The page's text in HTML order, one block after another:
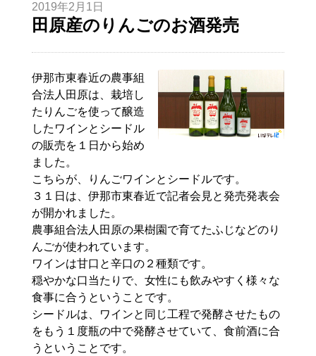
2019年2月1日
田原産のりんごのお酒発売
伊那市東春近の農事組
合法人 田原は、栽培し
たりんごを使って醸造
したワインとシードル
の販売を１日から始め
ました。
こちらが、りんごワインとシードルです。
３１日は、伊那市東春近で記者会見と発売発表会
が開かれました。
農事組合法人 田原の果樹園で育てたふじなどのり
んごが使われています。
ワインは甘口と辛口の２種類です。
穏やかな口当たりで、女性にも飲みやすく様々な
食事に合うということです。
シードルは、ワインと同じ工程で発酵させたもの
をもう１度瓶の中で発酵させていて、食前酒に合
うということです。